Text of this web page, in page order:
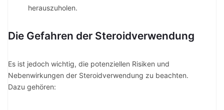
herauszuholen.
Die Gefahren der Steroidverwendung
Es ist jedoch wichtig, die potenziellen Risiken und
Nebenwirkungen der Steroidverwendung zu beachten.
Dazu gehören: